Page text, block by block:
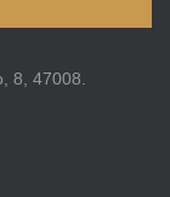
8, 47008.